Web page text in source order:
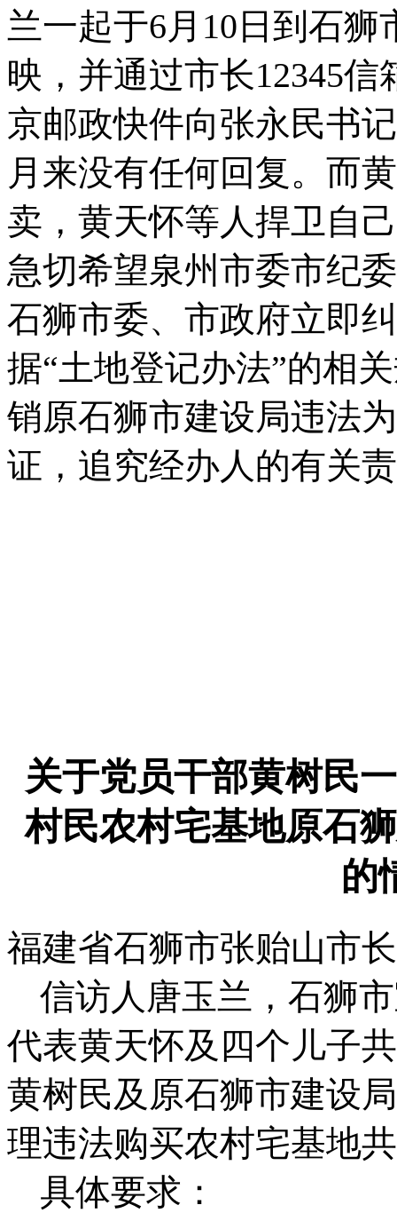
兰一起于6月 10 日到石狮
映，并通过市长12345信
京邮政快件向张永民书
月来没有任何回复。而
卖，黄天怀等人捍卫自
急切希望泉州市委市纪
石狮市委、市政府立即
据“土地登记办法”的相
销原石狮市建设局违法
证，追究经办人的有关
关于党员干部黄树民
村民农村宅基地原石
的
福建省石狮市张贻山市
信访人唐玉兰，石狮
代表黄天怀及四个儿子
黄树民及原石狮市建设
理违法购买农村宅基地
具体要求：